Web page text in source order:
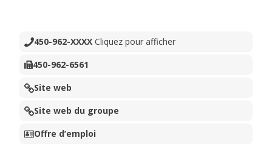
450-962-XXXX Cliquez pour afficher
450-962-6561
Site web
Site web du groupe
Offre d’emploi